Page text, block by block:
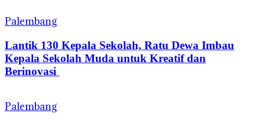
Palembang
Lantik 130 Kepala Sekolah, Ratu Dewa Imbau
Kepala Sekolah Muda untuk Kreatif dan
Berinovasi
Palembang